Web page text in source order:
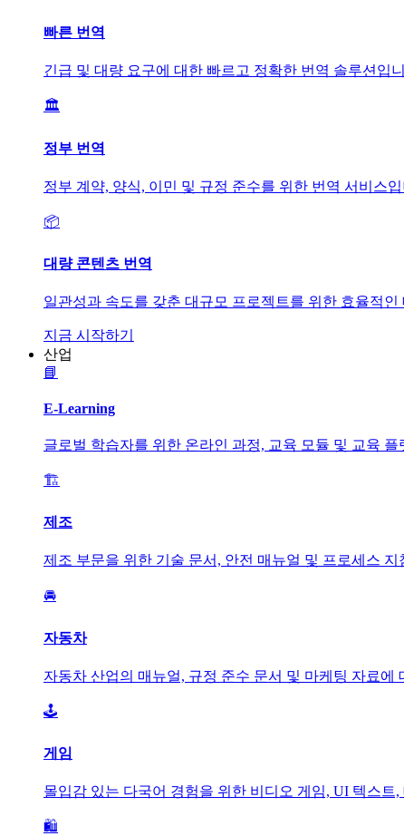
빠른 번역
긴급 및 대량 요구에 대한 빠르고 정확한 번역 솔루션입
🏛️
정부 번역
정부 계약, 양식, 이민 및 규정 준수를 위한 번역 서비스
📦
대량 콘텐츠 번역
일관성과 속도를 갖춘 대규모 프로젝트를 위한 효율적
지금 시작하기
산업
📘
E-Learning
글로벌 학습자를 위한 온라인 과정, 교육 모듈 및 교육
🏗️
제조
제조 부문을 위한 기술 문서, 안전 매뉴얼 및 프로세스
🚘
자동차
자동차 산업의 매뉴얼, 규정 준수 문서 및 마케팅 자료에
🕹️
게임
몰입감 있는 다국어 경험을 위한 비디오 게임, UI 텍스트
🛍️